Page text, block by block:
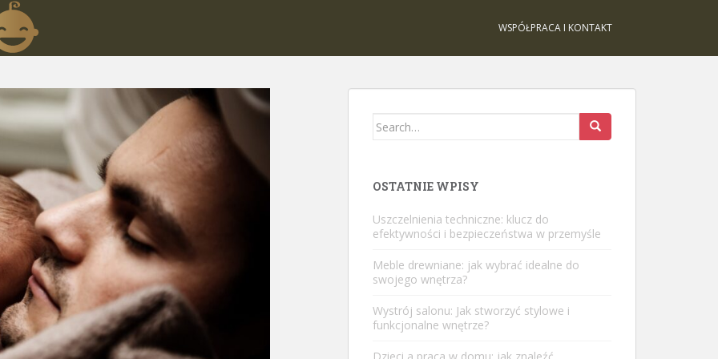
WSPÓŁPRACA I KONTAKT
Search
OSTATNIE WPISY
Uszczelnienia techniczne: klucz do
efektywności i bezpieczeństwa w przemyśle
Meble drewniane: jak wybrać idealne do
swojego wnętrza?
Wystrój salonu: Jak stworzyć stylowe i
funkcjonalne wnętrze?